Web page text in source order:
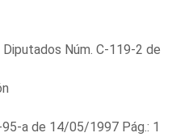
Diputados Núm. C-119-2 de
95-a de 14/05/1997 Pág.: 1